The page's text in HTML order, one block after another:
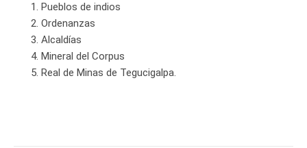
Pueblos de indios
Ordenanzas
Alcaldías
Mineral del Corpus
Real de Minas de Tegucigalpa.